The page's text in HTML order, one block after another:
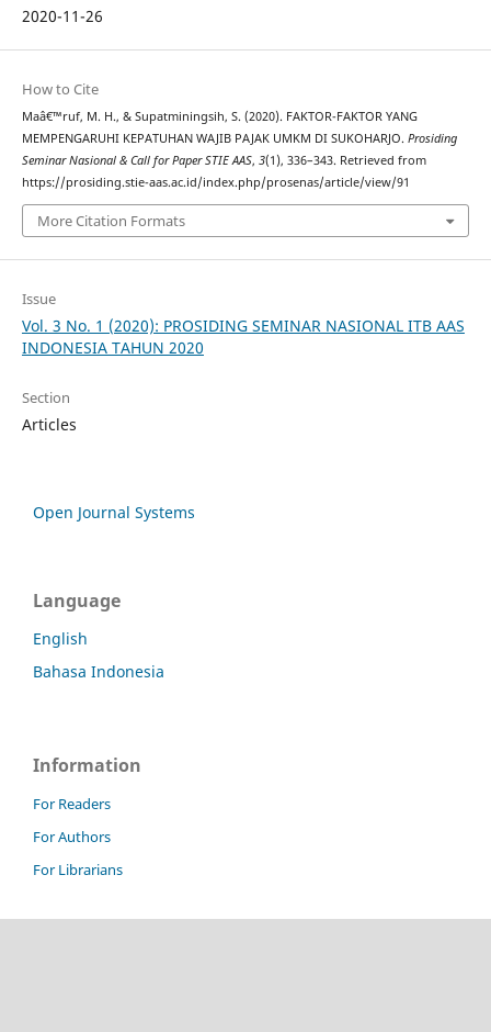
2020-11-26
How to Cite
Maâ€™ruf, M. H., & Supatminingsih, S. (2020). FAKTOR-FAKTOR YANG
MEMPENGARUHI KEPATUHAN WAJIB PAJAK UMKM DI SUKOHARJO. Prosiding
Seminar Nasional & Call for Paper STIE AAS, 3(1), 336–343. Retrieved from
https://prosiding.stie-aas.ac.id/index.php/prosenas/article/view/91
More Citation Formats
Issue
Vol. 3 No. 1 (2020): PROSIDING SEMINAR NASIONAL ITB AAS
INDONESIA TAHUN 2020
Section
Articles
Open Journal Systems
Language
English
Bahasa Indonesia
Information
For Readers
For Authors
For Librarians